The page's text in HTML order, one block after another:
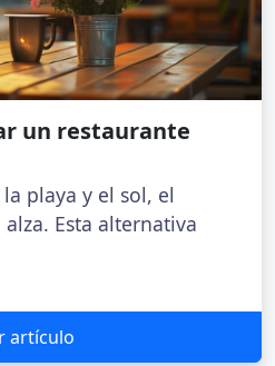
un restaurante
playa y el sol, el
Esta alternativa
artículo